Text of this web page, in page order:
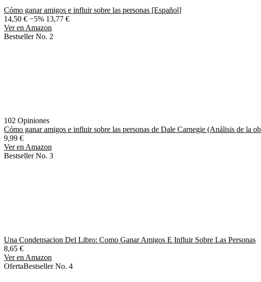
Cómo ganar amigos e influir sobre las personas [Español]
14,50 € −5% 13,77 €
Ver en Amazon
Bestseller No. 2
102 Opiniones
Cómo ganar amigos e influir sobre las personas de Dale Carnegie (Análisis de la
9,99 €
Ver en Amazon
Bestseller No. 3
Una Condensacion Del Libro: Como Ganar Amigos E Influir Sobre Las Personas
8,65 €
Ver en Amazon
OfertaBestseller No. 4